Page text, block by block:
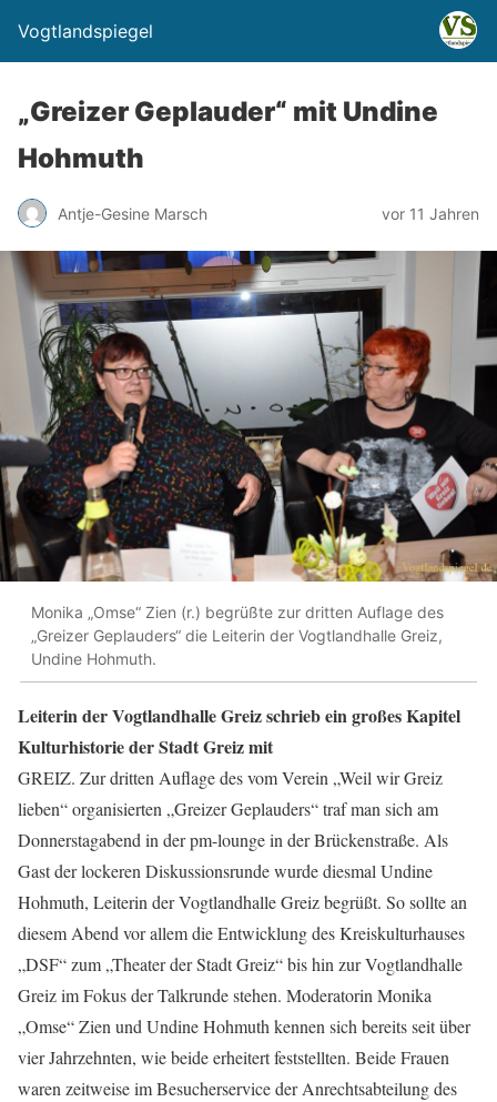
Vogtlandspiegel
„Greizer Geplauder“ mit Undine
Hohmuth
Antje-Gesine Marsch vor 11 Jahren
Monika „Omse“ Zien (r.) begrüßte zur dritten Auflage des
„Greizer Geplauders“ die Leiterin der Vogtlandhalle Greiz,
Undine Hohmuth.
Leiterin der Vogtlandhalle Greiz schrieb ein großes Kapitel
Kulturhistorie der Stadt Greiz mit
GREIZ. Zur dritten Auflage des vom Verein „Weil wir Greiz
lieben“ organisierten „Greizer Geplauders“ traf man sich am
Donnerstagabend in der pm-lounge in der Brückenstraße. Als
Gast der lockeren Diskussionsrunde wurde diesmal Undine
Hohmuth, Leiterin der Vogtlandhalle Greiz begrüßt. So sollte an
diesem Abend vor allem die Entwicklung des Kreiskulturhauses
„DSF“ zum „Theater der Stadt Greiz“ bis hin zur Vogtlandhalle
Greiz im Fokus der Talkrunde stehen. Moderatorin Monika
„Omse“ Zien und Undine Hohmuth kennen sich bereits seit über
vier Jahrzehnten, wie beide erheitert feststellten. Beide Frauen
waren zeitweise im Besucherservice der Anrechtsabteilung des